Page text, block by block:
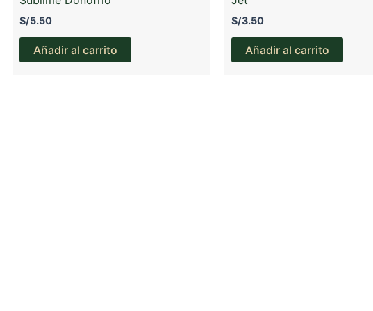
S/5.50
Añadir al carrito
S/3.50
Añadir al carrito